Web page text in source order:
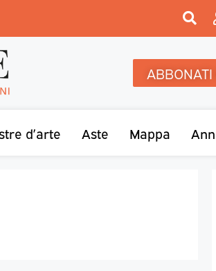
ABBONATI
d’arte Aste Mappa